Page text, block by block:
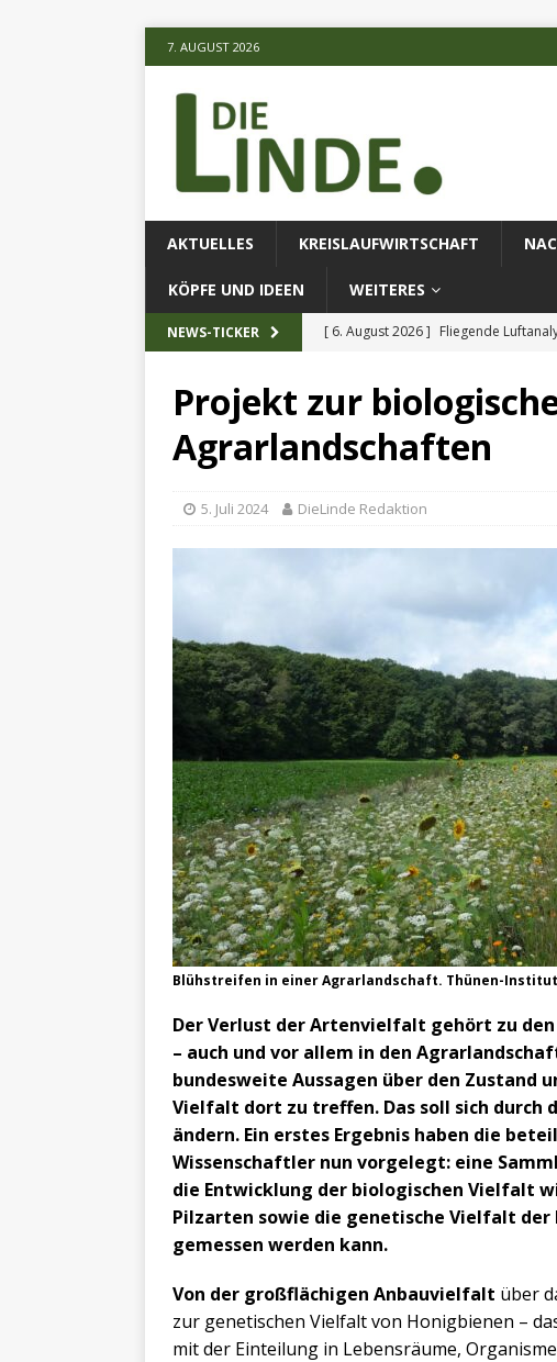
7. AUGUST 2026
AKTUELLES KREISLAUFWIRTSCHAFT
KÖPFE UND IDEEN WEITERES
NEWS-TICKER [ 6. August 2026 ] Fliegende
AKTUELLES
[ 6. August 2026 ] Projekt des
Projekt zur
Agrarlandschaften
5. Juli 2024 DieLinde Redaktion
Blühstreifen in einer Agrarlandschaft. Thünen-
Der Verlust der Artenvielfalt gehört zu
– auch und vor allem in den
bundesweite Aussagen über den Zustand
Vielfalt dort zu treffen. Das soll sich durch
ändern. Ein erstes Ergebnis haben die
Wissenschaftler nun vorgelegt: eine
die Entwicklung der biologischen Vielfalt
Pilzarten sowie die genetische Vielfalt
gemessen werden kann.
Von der großflächigen Anbauvielfalt über
zur genetischen Vielfalt von Honigbienen –
mit der Einteilung in Lebensräume,